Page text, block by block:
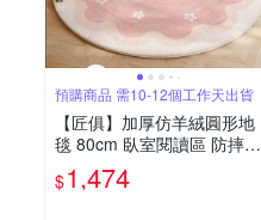
預購商品 需10-12個工作天出貨
【匠俱】加厚仿羊絨圓形地
毯 80cm 臥室閱讀區 防摔地
墊 加密暖絨隔涼 防水抗污
易清潔 環保無味
$1,474